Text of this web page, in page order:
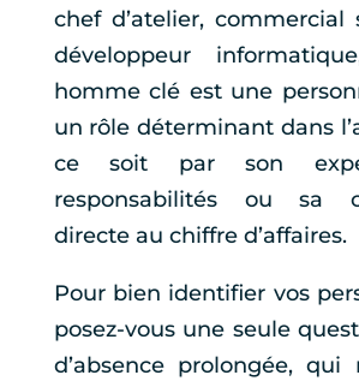
chef d’atelier, commercial
développeur
homme clé est une
un rôle déterminant dans
ce soit par son
responsabilités ou sa
directe au chiffre d’affaires.
Pour bien identifier vos
posez-vous une seule
d’absence prolongée,